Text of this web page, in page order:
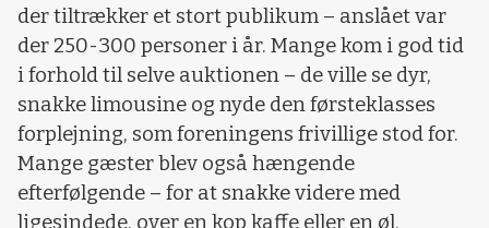
der tiltrækker et stort publikum – anslået var
der 250-300 personer i år. Mange kom i god tid
i forhold til selve auktionen – de ville se dyr,
snakke limousine og nyde den førsteklasses
forplejning, som foreningens frivillige stod for.
Mange gæster blev også hængende
efterfølgende – for at snakke videre med
ligesindede, over en kop kaffe eller en øl.